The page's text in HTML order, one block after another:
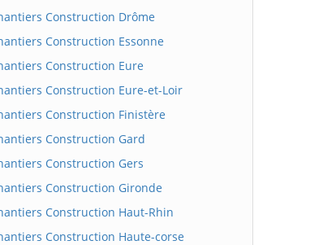
Construction Drôme
Construction Essonne
Construction Eure
Construction Eure-et-Loir
Construction Finistère
Construction Gard
Construction Gers
Construction Gironde
Construction Haut-Rhin
Construction Haute-corse